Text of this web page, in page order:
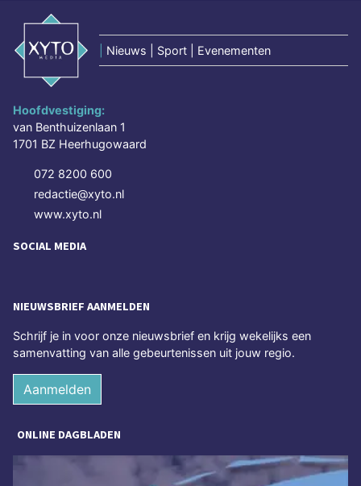
Nieuws | Sport | Evenementen
Hoofdvestiging:
van Benthuizenlaan 1
1701 BZ Heerhugowaard
072 8200 600
redactie@xyto.nl
www.xyto.nl
SOCIAL MEDIA
NIEUWSBRIEF AANMELDEN
Schrijf je in voor onze nieuwsbrief en krijg wekelijks een
samenvatting van alle gebeurtenissen uit jouw regio.
Aanmelden
ONLINE DAGBLADEN